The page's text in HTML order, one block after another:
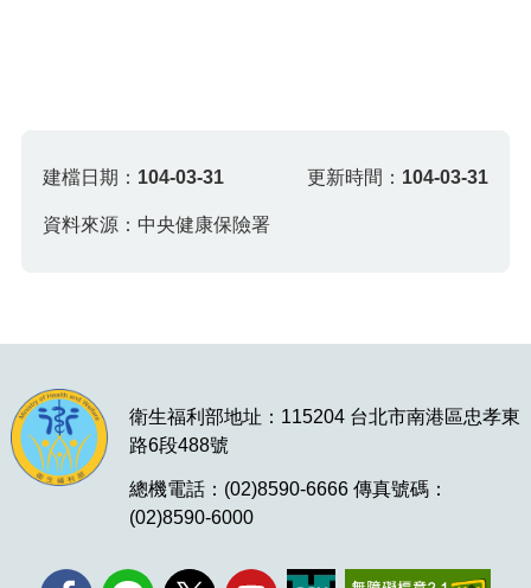
建檔日期： 104-03-31 更新時間： 104-03-31
資料來源：中央健康保險署
衛生福利部地址：115204 台北市南港區忠孝東
路6段488號
總機電話：(02)8590-6666 傳真號碼：
(02)8590-6000